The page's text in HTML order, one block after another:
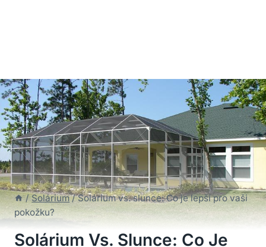
/ Solárium / Solárium vs. slunce: Co je lepší pro vaši
pokožku?
Solárium Vs. Slunce: Co Je